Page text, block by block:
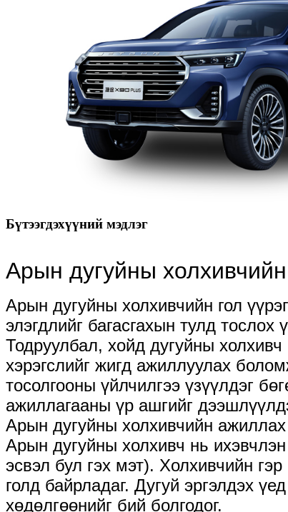
Бүтээгдэхүүний мэдлэг
Арын дугуйны
Арын дугуйны холхивчийн гол
элэгдлийг багасгахын тулд
Тодруулбал, хойд дугуйны
хэрэгслийг жигд ажиллуулах
тосолгооны үйлчилгээ үзүүлдэг
ажиллагааны үр ашгийг
Арын дугуйны холхивчийн
Арын дугуйны холхивч нь
эсвэл бул гэх мэт). Холхивчийн
голд байрладаг. Дугуй эргэлдэх
хөдөлгөөнийг бий болгодог.